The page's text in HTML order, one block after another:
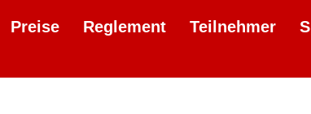
Preise Reglement Teilnehmer